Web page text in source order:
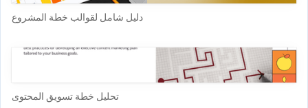
دليل شامل لقوالب خطة المشروع
تحليل خطة تسويق المحتوى